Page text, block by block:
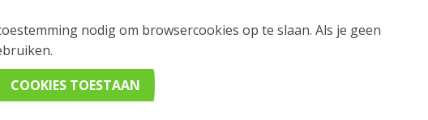
eenvoudig apparaten en merken met elkaar. Klik hier voor
nodig om browsercookies op te slaan. Als je geen